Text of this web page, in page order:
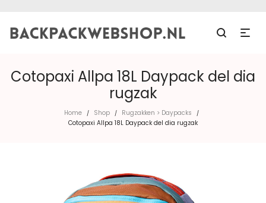
Cotopaxi Allpa 18L Daypack del dia
rugzak
Home / Shop / Rugzakken > Daypacks /
Cotopaxi Allpa 18L Daypack del dia rugzak